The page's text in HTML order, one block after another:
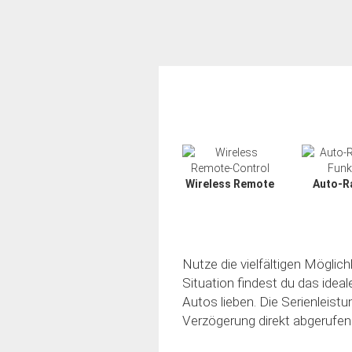
Wireless Remote Auto-
Nutze die vielfältigen
Situation findest du das
Autos lieben. Die
Verzögerung direkt abgerufen.